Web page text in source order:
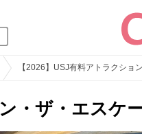
【2026】USJ有料アトラクショ
・ザ・エスケ